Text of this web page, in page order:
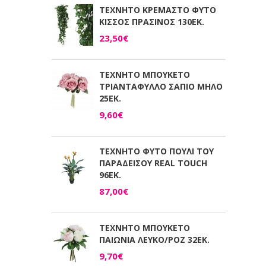
ΤΕΧΝΗΤΟ ΚΡΕΜΑΣΤΟ ΦΥΤΟ
ΚΙΣΣΟΣ ΠΡΑΣΙΝΟΣ 130ΕΚ.
23,50€
ΤΕΧΝΗΤΟ ΜΠΟΥΚΕΤΟ
ΤΡΙΑΝΤΑΦΥΛΛΟ ΣΑΠΙΟ ΜΗΛΟ
25ΕΚ.
9,60€
ΤΕΧΝΗΤΟ ΦΥΤΟ ΠΟΥΛΙ ΤΟΥ
ΠΑΡΑΔΕΙΣΟΥ REAL TOUCH
96ΕΚ.
87,00€
ΤΕΧΝΗΤΟ ΜΠΟΥΚΕΤΟ
ΠΑΙΩΝΙΑ ΛΕΥΚΟ/ΡΟΖ 32ΕΚ.
9,70€